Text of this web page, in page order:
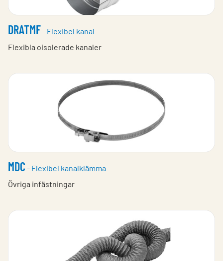
DRATMF- Flexibel kanal
Flexibla oisolerade kanaler
MDC - Flexibel kanalklämma
Övriga infästningar